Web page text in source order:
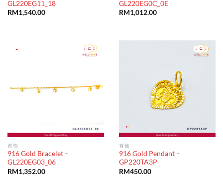
GL220EG11_18
RM1,540.00
GL220EG0C_0E
RM1,012.00
首饰
916 Gold Bracelet –
GL220EG03_06
RM1,352.00
首饰
916 Gold Pendant –
GP220TA3P
RM450.00